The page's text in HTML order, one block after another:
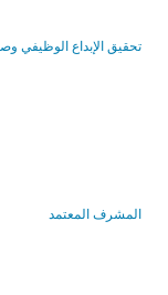
تحقيق الإبداع الوظيفي
المشرف المعتمد